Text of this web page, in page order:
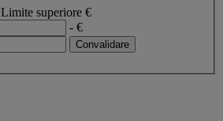
Limite superiore €
- €